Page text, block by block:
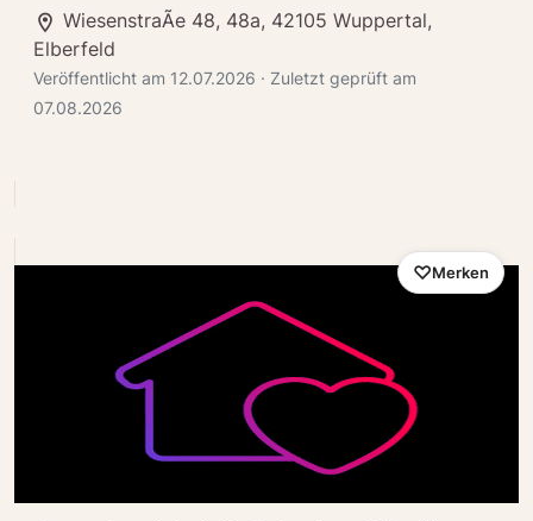
WiesenstraÃe 48, 48a, 42105 Wuppertal,
Elberfeld
Veröffentlicht am 12.07.2026 · Zuletzt geprüft am
07.08.2026
Merken